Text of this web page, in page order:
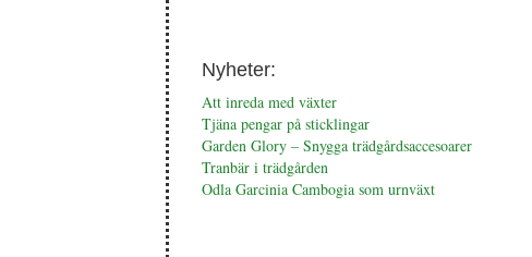
Nyheter:
Att inreda med växter
Tjäna pengar på sticklingar
Garden Glory – Snygga trädgårdsaccesoarer
Tranbär i trädgården
Odla Garcinia Cambogia som urnväxt